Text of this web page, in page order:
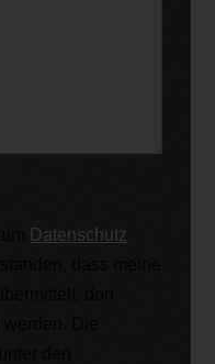
Datenschutz